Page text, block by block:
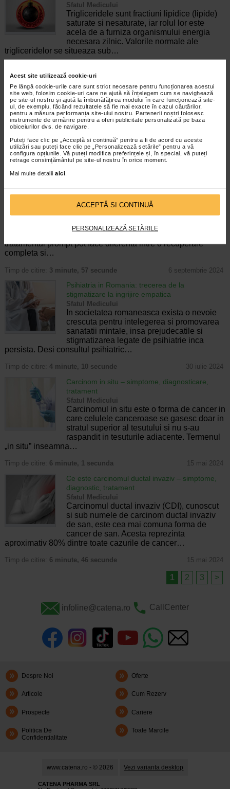
Acest site utilizează cookie-uri
Pe lângă cookie-urile care sunt strict necesare pentru funcționarea acestui
site web, folosim cookie-uri care ne ajută să înțelegem cum se navighează
pe site-ul nostru și ajută la îmbunătățirea modului în care funcționează site-
ul, de exemplu, făcând rezultatele să fie mai exacte în cazul căutărilor,
pentru a măsura performanța site-ului nostru. Partenerii noștri folosesc
instrumente de urmărire pentru a oferi publicitate personalizată pe baza
obiceiurilor dvs. de navigare.
Puteți face clic pe „Acceptă si continuă” pentru a fi de acord cu aceste
utilizări sau puteți face clic pe „Personalizează setările” pentru a vă
configura opțiunile. Vă puteți modifica preferințele și, în special, vă puteți
retrage consimțământul pe site-ul nostru în orice moment.
Mai multe detalii aici
ACCEPTĂ SI CONTINUĂ
PERSONALIZEAZĂ SETĂRILE
Sfatul Medicului
Trigliceridele sunt fractiuni lipidice (lipide)
saturate si nesaturate, iar rolul lor este
acela de a furniza organismului energia
necesara zilnic. Valorile normale ale
trigliceridelor se situeaza sub…
Hipertensiune arteriala. Cauze. Simptome.
Tratament
Sfatul Medicului
Hipertensiunea arteriala (HTA) se refera la
cresterea presiunii arteriale, adica forta cu
care sangele circula prin artere este in mod
constat mai mare decat valorile normale.
Cu cat este mai ridicat…
Timp de citire:6 minute, 14 secunde
Sfatul Medicului
Afectiunile neurologice cauzate de infectii
reprezinta un domeniu complex si delicat al
tratamentul prompt pot face diferenta intre o recuperare
completa si…
Timp de citire: 3 minute, 57 secunde 6 septembrie 2024
Psihiatria in Romania: trecerea de la
stigmatizare la ingrijire empatica
Sfatul Medicului
In societatea romaneasca exista o nevoie
crescuta pentru intelegerea si promovarea
sanatatii mintale, insa prejudecatile si
stigmatizarea legate de psihiatrie inca
persista. Desi consultul psihiatric…
Timp de citire: 4 minute, 10 secunde 30 iulie 2024
Carcinom in situ – simptome, diagnosticare,
tratament
Sfatul Medicului
Carcinomul in situ este o forma de cancer in
care celulele canceroase se gasesc doar in
stratul superior al tesutului si nu s-au
raspandit in tesuturile adiacente. Termenul
„in situ” inseamna…
Timp de citire: 6 minute, 1 secunda 15 mai 2024
Ce este carcinomul ductal invaziv – simptome,
diagnostic, tratament
Sfatul Medicului
Carcinomul ductal invaziv (CDI), cunoscut
si sub numele de carcinom ductal invaziv
de san, este cea mai comuna forma de
cancer de san. Acesta reprezinta
aproximativ 80% dintre toate cazurile de cancer…
Timp de citire: 6 minute, 46 secunde 15 mai 2024
1 2 3 >
infoline@catena.ro CallCenter
Despre Noi Oferte
Articole Cum Rezerv
Prospecte Cariere
Politica De
Confidentialitate
Toate Marcile
www.catena.ro - © 2026 Vezi varianta desktop
CATENA PHARMA SRL